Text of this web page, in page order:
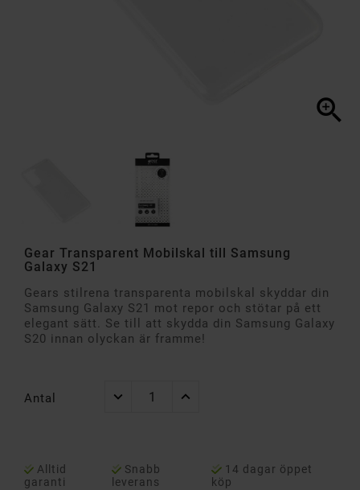

Gear Transparent Mobilskal till Samsung
Galaxy S21
Gears stilrena transparenta mobilskal skyddar din
Samsung Galaxy S21 mot repor och stötar på ett
elegant sätt. Se till att skydda din Samsung Galaxy
S20 innan olyckan är framme!
Antal
Alltid
garanti
Snabb
leverans
14 dagar öppet
köp